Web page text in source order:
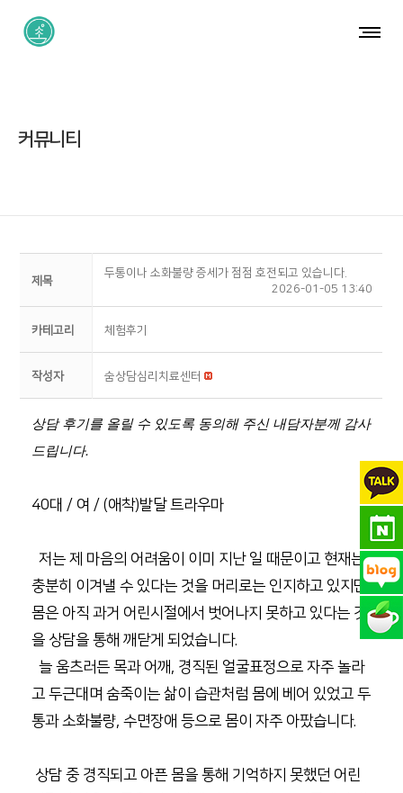
커뮤니티
제목
두통이나 소화불량 증세가 점점 호전되고 있습니다.
2026-01-05 13:40
카테고리 체험후기
작성자 숨상담심리치료센터
상담 후기를 올릴 수 있도록 동의해 주신 내담자분께 감사
드립니다.
40대 / 여 / (애착)발달 트라우마
저는 제 마음의 어려움이 이미 지난 일 때문이고 현재는
충분히 이겨낼 수 있다는 것을 머리로는 인지하고 있지만
몸은 아직 과거 어린시절에서 벗어나지 못하고 있다는 것
을 상담을 통해 깨닫게 되었습니다.
늘 움츠러든 목과 어깨, 경직된 얼굴표정으로 자주 놀라
고 두근대며 숨죽이는 삶이 습관처럼 몸에 베어 있었고 두
통과 소화불량, 수면장애 등으로 몸이 자주 아팠습니다.
상담 중 경직되고 아픈 몸을 통해 기억하지 못했던 어린